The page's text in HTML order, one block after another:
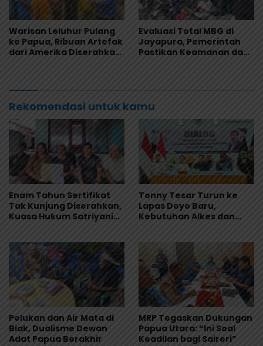
Warisan Leluhur Pulang
ke Papua, Ribuan Artefak
dari Amerika Diserahkan
Evaluasi Total MBG di
Jayapura, Pemerintah
Pastikan Keamanan dan
Rekomendasi untuk kamu
Enam Tahun Sertifikat
Tak Kunjung Diserahkan,
Kuasa Hukum Satriyani
Papua
Tonny Tesar Turun ke
Lapas Doyo Baru,
Kebutuhan Alkes dan
Pelukan dan Air Mata di
Biak, Dualisme Dewan
Adat Papua Berakhir
MRP Tegaskan Dukungan
Papua Utara: “Ini Soal
Keadilan bagi Saireri”